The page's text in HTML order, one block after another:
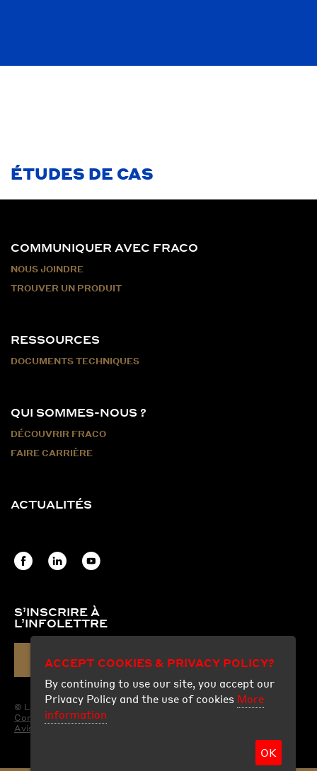
ÉTUDES DE CAS
COMMUNIQUER AVEC FRACO
NOUS JOINDRE
TROUVER UN PRODUIT
RESSOURCES
DOCUMENTS TECHNIQUES
QUI SOMMES-NOUS ?
DÉCOUVRIR FRACO
FAIRE CARRIÈRE
ACTUALITÉS
S’INSCRIRE À
L’INFOLETTRE
COURRIEL
© Les Produits Fraco Ltée.
Conditions d'utilisation
Avis légal
ACCEPT COOKIES & PRIVACY POLICY?
By continuing to use our site, you accept our
Privacy Policy and the use of cookies More
information
OK